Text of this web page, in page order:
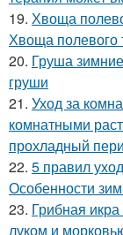
19. Хвоща
Хвоща полевого
20. Груша
груши
21. Уход за
комнатными
прохладный
22. 5 правил
Особенности
23. Грибная
луком и